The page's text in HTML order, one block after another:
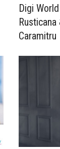
Digi
Caramitru